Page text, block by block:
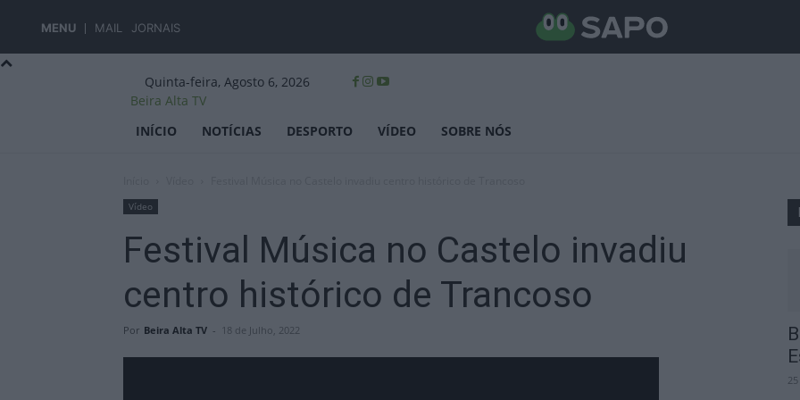
MENU MAIL JORNAIS
Quinta-feira, Agosto 6, 2026
Beira Alta TV
INÍCIO
NOTÍCIAS DESPORTO VÍDEO SOBRE NÓS
Vídeo
Festival Música no Castelo invadiu
centro histórico de Trancoso
Por Beira Alta TV - 18 de Julho, 2022